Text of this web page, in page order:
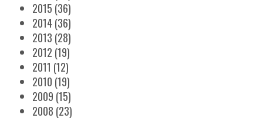
2015 (36)
2014(36)
2013 (28)
2012 (19)
2011 (12)
2010 (19)
2009 (15)
2008 (23)